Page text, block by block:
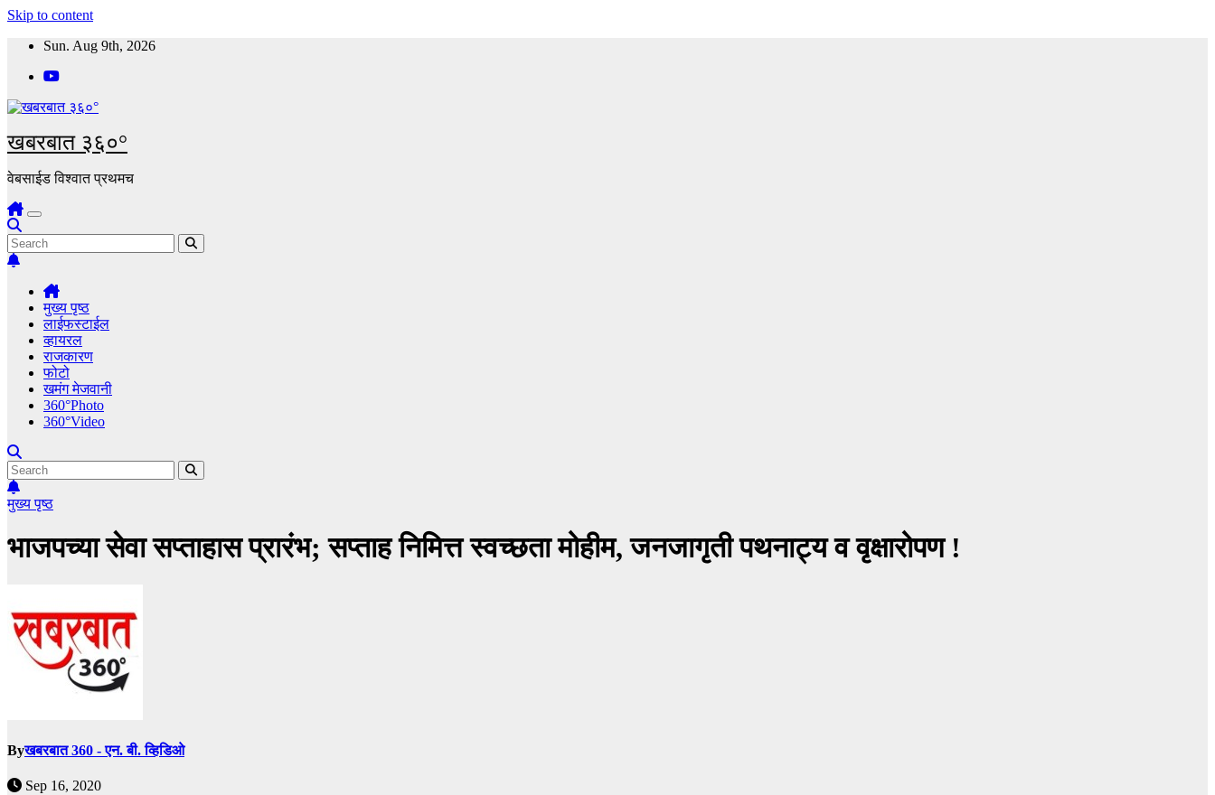
Skip to content
Sun. Aug 9th, 2026
खबरबात ३६०°
वेबसाईड विश्वात प्रथमच
मुख्य पृष्ठ
लाईफस्टाईल
व्हायरल
राजकारण
फोटो
खमंग मेजवानी
360°Photo
360°Video
मुख्य पृष्ठ
भाजपच्या सेवा सप्ताहास प्रारंभ; सप्ताह निमित्त स्वच्छता मोहीम, जनजागृती पथनाट्य व वृक्षारोपण !
Byखबरबात 360 - एन. बी. व्हिडिओ
Sep 16, 2020